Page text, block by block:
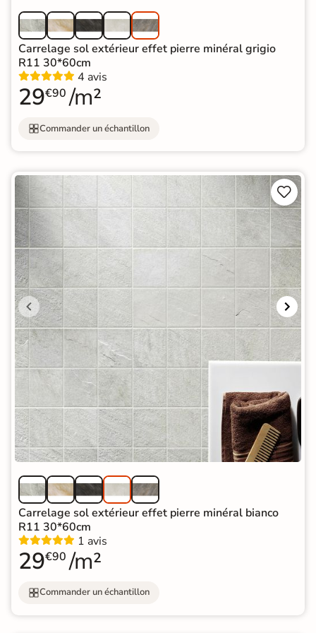
Carrelage sol extérieur effet pierre minéral grigio
R11 30*60cm
4 avis
29€90 /m²
Commander un échantillon


Carrelage sol extérieur effet pierre minéral bianco
R11 30*60cm
1 avis
29€90 /m²
Commander un échantillon